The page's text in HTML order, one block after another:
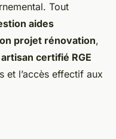
Tout
aides
projet rénovation,
artisan certifié RGE
et l’accès effectif aux